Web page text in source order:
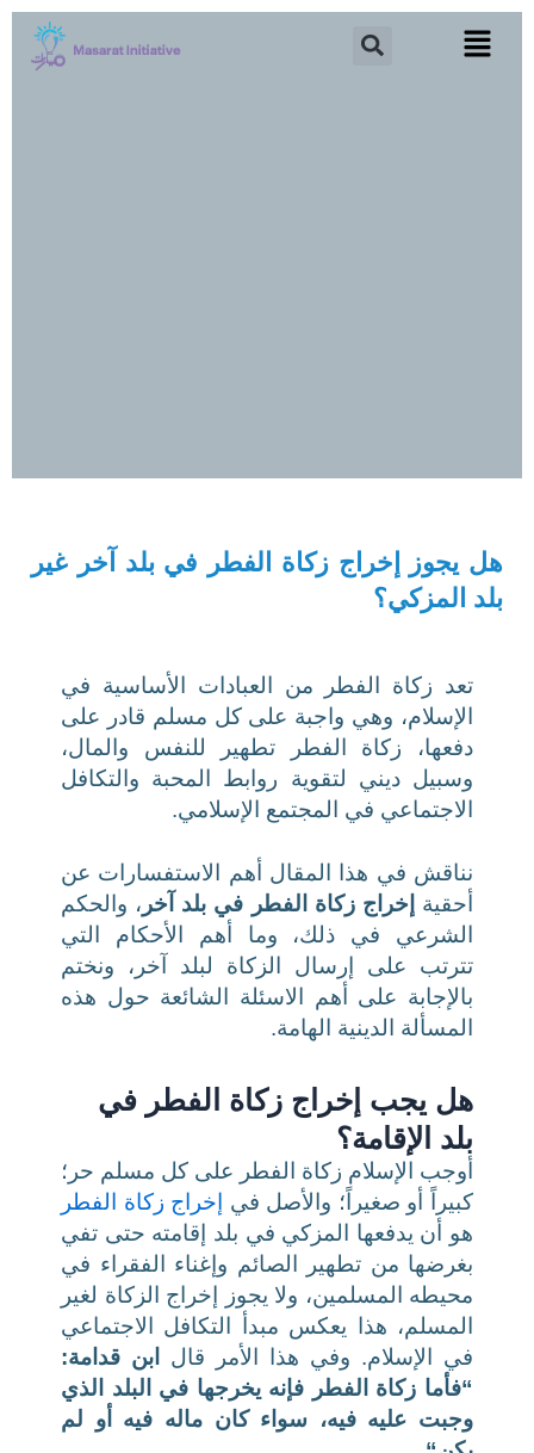
تخطي
Search
هل يجوز إخراج زكاة الفطر في بلد آخر غير
بلد المزكي؟
تعد زكاة الفطر من العبادات الأساسية في
الإسلام، وهي واجبة على كل مسلم قادر على
دفعها، زكاة الفطر تطهير للنفس والمال،
وسبيل ديني لتقوية روابط المحبة والتكافل
الاجتماعي في المجتمع الإسلامي.
نناقش في هذا المقال أهم الاستفسارات عن
أحقية إخراج زكاة الفطر في بلد آخر ، والحكم
الشرعي في ذلك، وما أهم الأحكام التي
تترتب على إرسال الزكاة لبلد آخر، ونختم
بالإجابة على أهم الاسئلة الشائعة حول هذه
المسألة الدينية الهامة.
هل يجب إخراج زكاة الفطر في
بلد الإقامة؟
أوجب الإسلام زكاة الفطر على كل مسلم حر؛
كبيراً أو صغيراً؛ والأصل في
إخراج زكاة الفطر
هو أن يدفعها المزكي في بلد إقامته حتى تفي
بغرضها من تطهير الصائم وإغناء الفقراء في
محيطه المسلمين، ولا يجوز إخراج الزكاة لغير
المسلم، هذا يعكس مبدأ التكافل الاجتماعي
في الإسلام. وفي هذا الأمر قال
ابن قدامة:
“فأما زكاة الفطر فإنه يخرجها في البلد الذي
وجبت عليه فيه، سواء كان ماله فيه أو لم